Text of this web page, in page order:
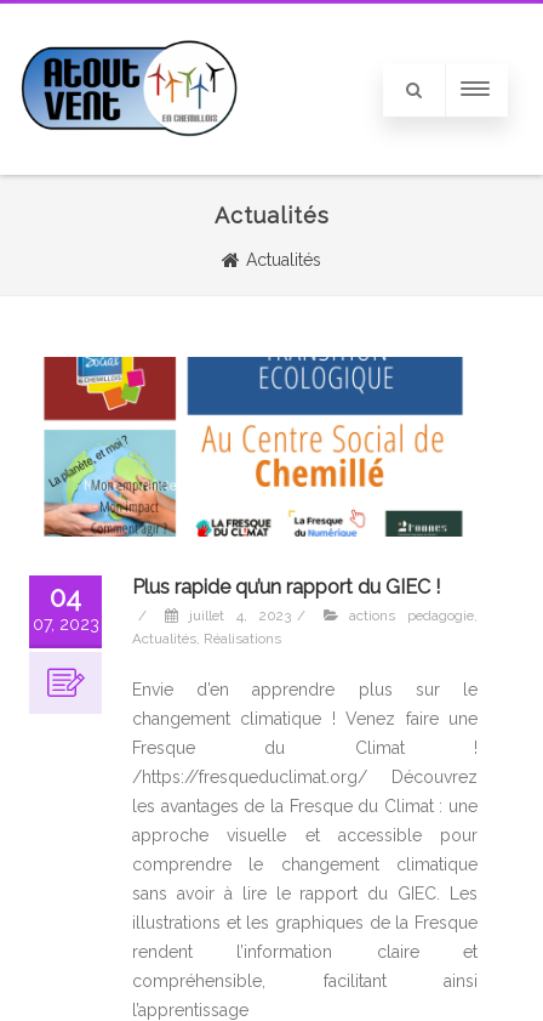
Actualités
Actualités
04
07, 2023
Plus rapide qu’un rapport du GIEC !
/ juillet 4, 2023 / actions pedagogie
Actualités Réalisations
Envie d’en apprendre plus sur le
changement climatique ! Venez faire une
Fresque du Climat !
/https://fresqueduclimat.org/ Découvrez
les avantages de la Fresque du Climat : une
approche visuelle et accessible pour
comprendre le changement climatique
sans avoir à lire le rapport du GIEC. Les
illustrations et les graphiques de la Fresque
rendent l’information claire et
compréhensible, facilitant ainsi
l’apprentissage